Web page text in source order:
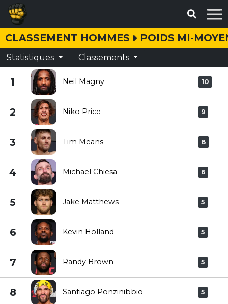
CLASSEMENT HOMMES POIDS MI-
Statistiques Classements
1 Neil Magny 10
2 Niko Price 9
3 Tim Means 8
4 Michael Chiesa 6
5 Jake Matthews 5
6 Kevin Holland 5
7 Randy Brown 5
8 Santiago Ponzinibbio 5